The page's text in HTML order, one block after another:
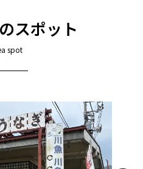
スポット
spot